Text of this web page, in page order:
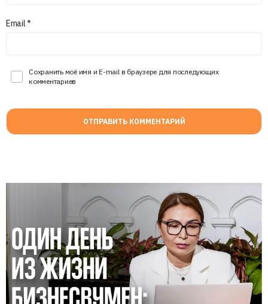
Email*
Сохранить моё имя и E-mail в браузере для последующих
комментариев